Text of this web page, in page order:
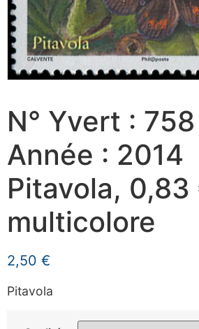
N° Yvert :
Année : 2014
Pitavola, 0,83
multicolore
2,50 €
Pitavola